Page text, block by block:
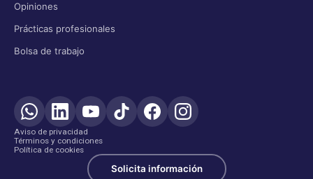
Opiniones
Prácticas profesionales
Bolsa de trabajo
Aviso de privacidad
Términos y condiciones
Política de cookies
Solicita información